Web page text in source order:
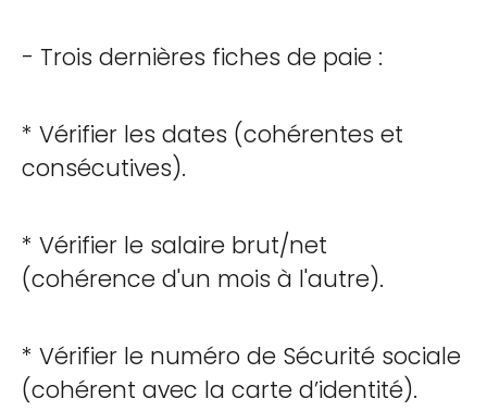
- Trois dernières fiches de paie :
* Vérifier les dates (cohérentes et
consécutives).
* Vérifier le salaire brut/net
(cohérence d'un mois à l'autre).
* Vérifier le numéro de Sécurité sociale
(cohérent avec la carte d’identité).